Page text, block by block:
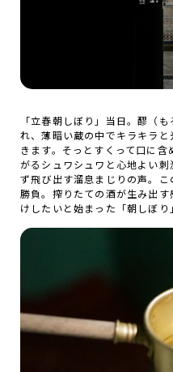
「立春朝しぼり」当日。醪（
れ、薄暗い蔵の中でキラキラ
きます。そっとすくって口に
がるシュワシュワと心地よい
ず飛び出す溜息まじりの声。
勝負。搾りたての酒が生み出
けしたいと始まった「朝しぼり